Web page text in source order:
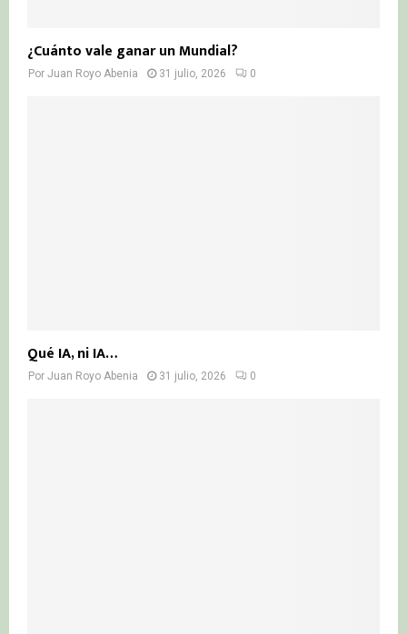
¿Cuánto vale ganar un Mundial?
Por Juan Royo Abenia 31 julio, 2026 0
Qué IA, ni IA…
Por Juan Royo Abenia 31 julio, 2026 0